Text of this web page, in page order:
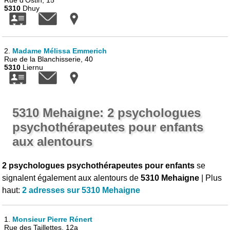
5310 Dhuy
2. Madame Mélissa Emmerich
Rue de la Blanchisserie, 40
5310 Liernu
5310 Mehaigne: 2 psychologues
psychothérapeutes pour enfants
aux alentours
2 psychologues psychothérapeutes pour enfants se
signalent également aux alentours de5310 Mehaigne | Plus
haut:2 adresses sur 5310 Mehaigne
1. Monsieur Pierre Rénert
Rue des Taillettes, 12a